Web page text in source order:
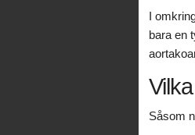
I
bara en
Såsom